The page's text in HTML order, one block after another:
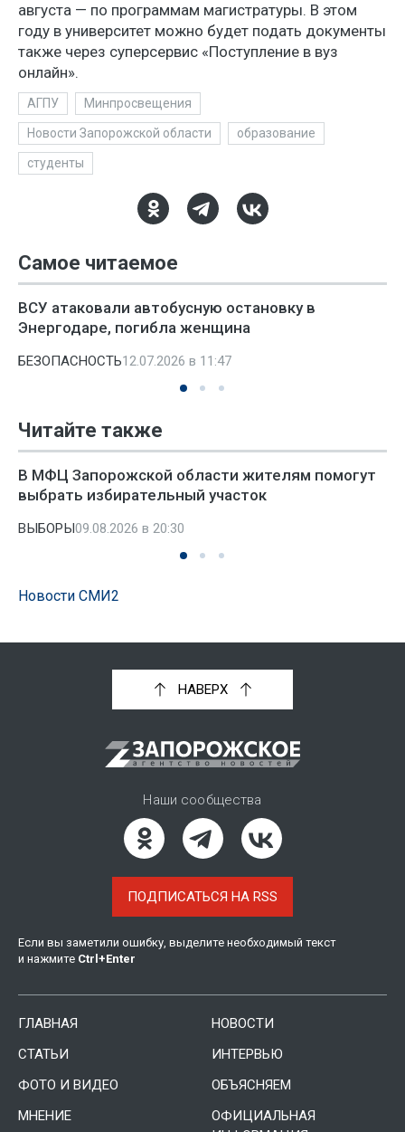
августа — по программам магистратуры. В этом
году в университет можно будет подать документы
также через суперсервис «Поступление в вуз
онлайн».
АГПУ Минпросвещения
Новости Запорожской области образование
студенты
Самое читаемое
ВСУ атаковали автобусную остановку в
Энергодаре, погибла женщина
БЕЗОПАСНОСТЬ12.07.2026 в 11:47
Читайте также
В МФЦ Запорожской области жителям помогут
выбрать избирательный участок
ВЫБОРЫ09.08.2026 в 20:30
Новости СМИ2
НАВЕРХ
Наши сообщества
ПОДПИСАТЬСЯ НА RSS
Если вы заметили ошибку, выделите необходимый текст
и нажмите Ctrl +Enter
ГЛАВНАЯ
НОВОСТИ
СТАТЬИ
ИНТЕРВЬЮ
ФОТО И ВИДЕО
ОБЪЯСНЯЕМ
МНЕНИЕ
ОФИЦИАЛЬНАЯ